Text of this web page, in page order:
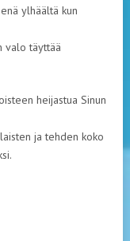
ylhäältä kun
valo täyttää
heijastua Sinun
ja tehden koko